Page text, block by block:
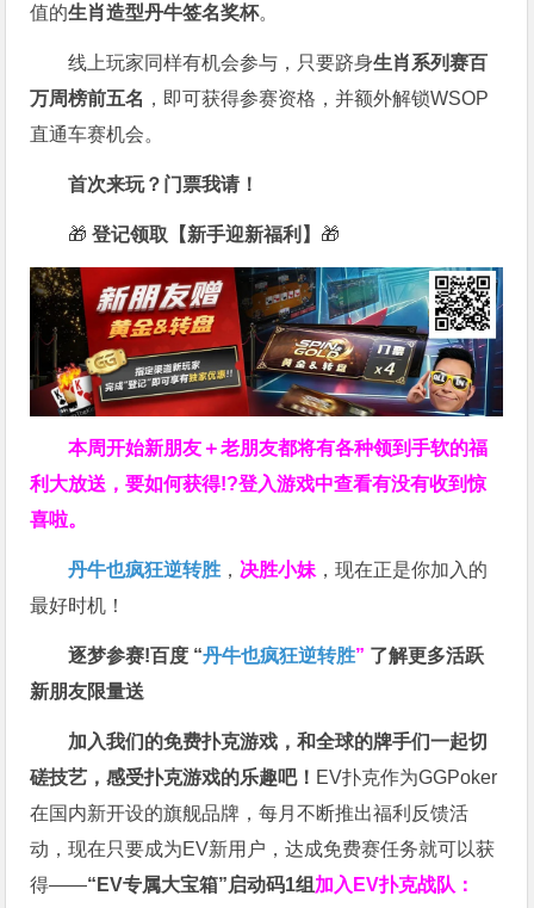
值的生肖造型丹牛签名奖杯。
线上玩家同样有机会参与，只要跻身生肖系列赛百
万周榜前五名 ，即可获得参赛资格，并额外解锁WSOP
直通车赛机会。
首次来玩？门票我请！
🎁 登记领取【新手迎新福利】 🎁
本周开始新朋友＋老朋友都将有各种领到手软的福
利大放送，要如何获得!?登入游戏中查看有没有收到惊
喜啦。
丹牛也疯狂逆转胜 ， 决胜小妹 ，现在正是你加入的
最好时机！
逐梦参赛!百度 “丹牛也疯狂逆转胜” 了解更多活跃
新朋友限量送
加入我们的免费扑克游戏，和全球的牌手们一起切
磋技艺，感受扑克游戏的乐趣吧！ EV扑克作为GGPoker
在国内新开设的旗舰品牌，每月不断推出福利反馈活
动，现在只要成为EV新用户，达成免费赛任务就可以获
得——“EV专属大宝箱”启动码1组 加入EV扑克战队：